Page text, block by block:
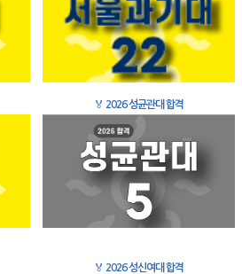
🏅 2026 성균관대 합격
🏅 2026 성신여대 합격